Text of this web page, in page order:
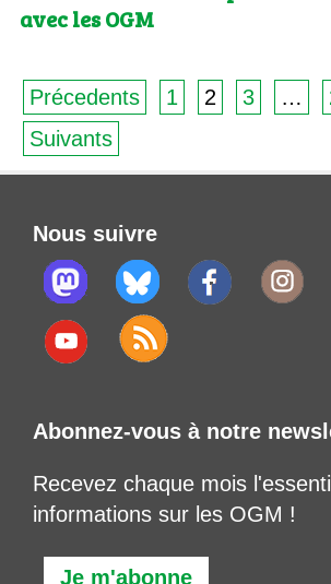
avec les OGM
Précedents 1 2 3 …
Suivants
Nous suivre
Abonnez-vous à notre
Recevez chaque mois
informations sur les OGM !
Je m'abonne